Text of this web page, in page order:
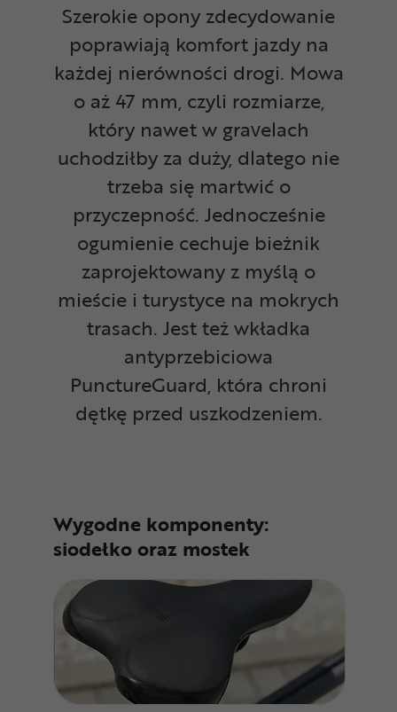
Szerokie opony zdecydowanie
poprawiają komfort jazdy na
każdej nierówności drogi. Mowa
o aż 47 mm, czyli rozmiarze,
który nawet w gravelach
uchodziłby za duży, dlatego nie
trzeba się martwić o
przyczepność. Jednocześnie
ogumienie cechuje bieżnik
zaprojektowany z myślą o
mieście i turystyce na mokrych
trasach. Jest też wkładka
antyprzebiciowa
PunctureGuard, która chroni
dętkę przed uszkodzeniem.
Wygodne komponenty:
siodełko oraz mostek